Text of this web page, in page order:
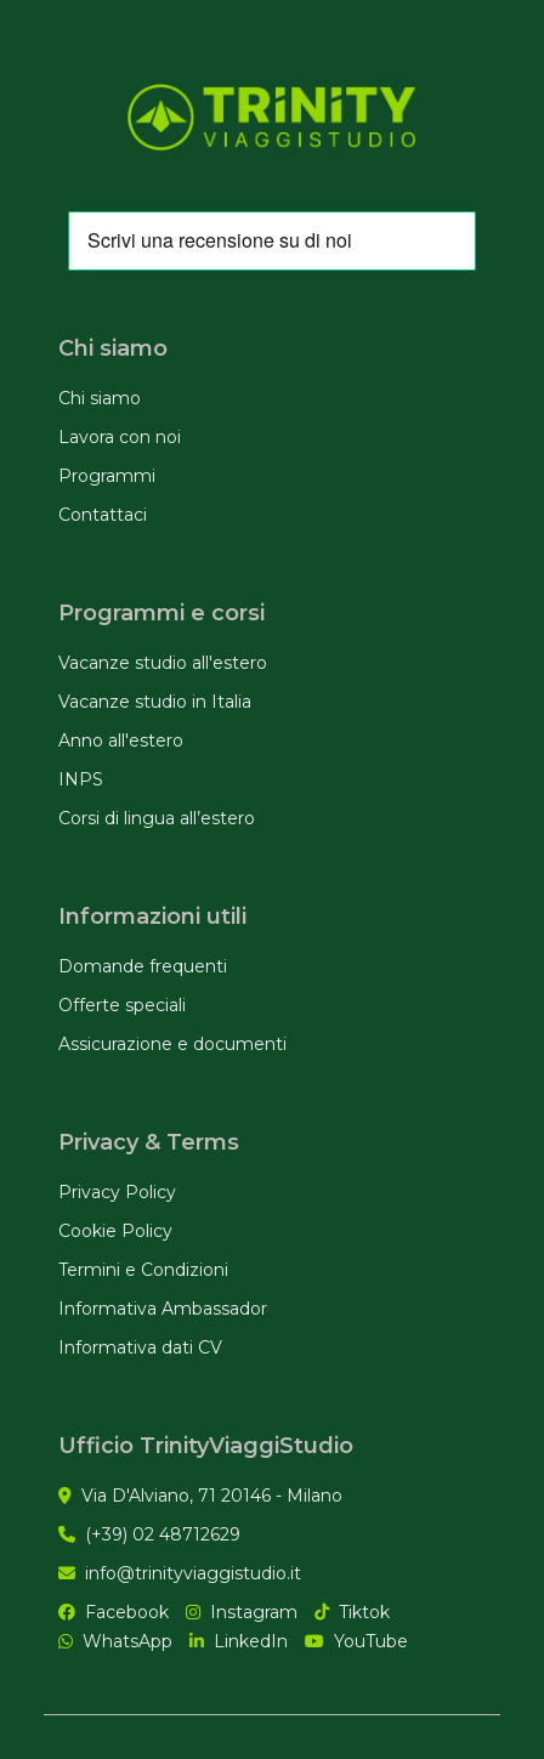
Chi siamo
Chi siamo
Lavora con noi
Programmi
Contattaci
Programmi e corsi
Vacanze studio all'estero
Vacanze studio in Italia
Anno all'estero
INPS
Corsi di lingua all’estero
Informazioni utili
Domande frequenti
Offerte speciali
Assicurazione e documenti
Privacy & Terms
Privacy Policy
Cookie Policy
Termini e Condizioni
Informativa Ambassador
Informativa dati CV
Ufficio TrinityViaggiStudio
Via D'Alviano, 71 20146 - Milano
(+39) 02 48712629
info@trinityviaggistudio.it
Facebook
Instagram
Tiktok
WhatsApp
LinkedIn YouTube